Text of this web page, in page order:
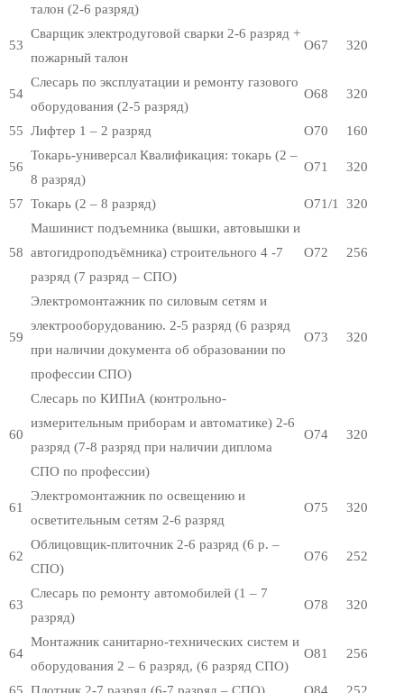
талон (2-6 разряд)
53
Сварщик электродуговой сварки 2-6 разряд +
пожарный талон
О67 320
54
Слесарь по эксплуатации и ремонту газового
оборудования (2-5 разряд)
О68 320
55 Лифтер 1 – 2 разряд О70 160
56
Токарь-универсал Квалификация: токарь (2 –
8 разряд)
О71 320
57 Токарь (2 – 8 разряд) О71/1 320
58
Машинист подъемника (вышки, автовышки и
автогидроподъёмника) строительного 4 -7
разряд (7 разряд – СПО)
О72 256
59
Электромонтажник по силовым сетям и
электрооборудованию. 2-5 разряд (6 разряд
при наличии документа об образовании по
профессии СПО)
О73 320
60
Слесарь по КИПиА (контрольно-
измерительным приборам и автоматике) 2-6
разряд (7-8 разряд при наличии диплома
СПО по профессии)
О74 320
61
Электромонтажник по освещению и
осветительным сетям 2-6 разряд
О75 320
62
Облицовщик-плиточник 2-6 разряд (6 р. –
СПО)
О76 252
63
Слесарь по ремонту автомобилей (1 – 7
разряд)
О78 320
64
Монтажник санитарно-технических систем и
оборудования 2 – 6 разряд, (6 разряд СПО)
О81 256